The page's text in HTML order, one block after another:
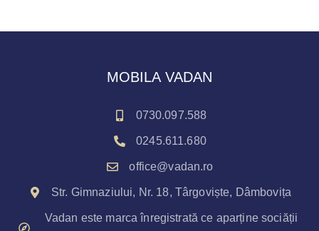
MOBILA VADAN
0730.097.588
0245.611.680
office@vadan.ro
Str. Gimnaziului, Nr. 18, Târgoviște, Dâmbovița
Vadan este marca înregistrată ce aparține sociății